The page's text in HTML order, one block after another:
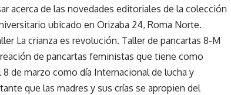
acerca de las novedades editoriales de la colección
ubicado en Orizaba 24, Roma Norte.
La crianza es revolución. Taller de pancartas 8-M
de pancartas feministas que tiene como
de marzo como día Internacional de lucha y
que las madres y sus crías se apropien del